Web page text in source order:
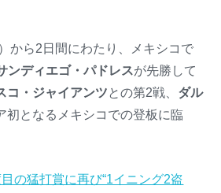
から2日間にわたり、メキシコで
ンディエゴ・パドレスが先勝して
コ・ジャイアンツとの第2戦、 ダル
初となるメキシコでの登板に臨
の猛打賞に再び“1イニング2盗